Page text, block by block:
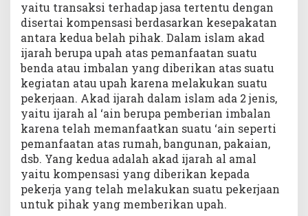
yaitu transaksi terhadap jasa tertentu dengan
disertai kompensasi berdasarkan kesepakatan
antara kedua belah pihak. Dalam islam akad
ijarah berupa upah atas pemanfaatan suatu
benda atau imbalan yang diberikan atas suatu
kegiatan atau upah karena melakukan suatu
pekerjaan. Akad ijarah dalam islam ada 2 jenis,
yaitu ijarah al ‘ain berupa pemberian imbalan
karena telah memanfaatkan suatu ‘ain seperti
pemanfaatan atas rumah, bangunan, pakaian,
dsb. Yang kedua adalah akad ijarah al amal
yaitu kompensasi yang diberikan kepada
pekerja yang telah melakukan suatu pekerjaan
untuk pihak yang memberikan upah.